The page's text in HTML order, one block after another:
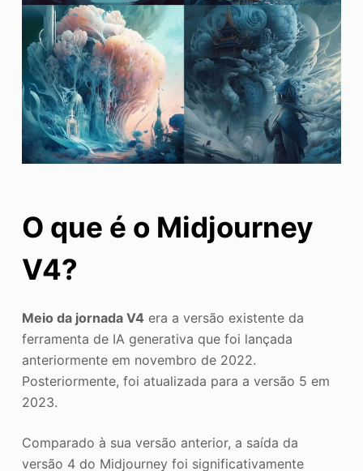
O que é o Midjourney
V4?
Meio da jornada V4 era a versão existente da
ferramenta de IA generativa que foi lançada
anteriormente em novembro de 2022.
Posteriormente, foi atualizada para a versão 5 em
2023.
Comparado à sua versão anterior, a saída da
versão 4 do Midjourney foi significativamente